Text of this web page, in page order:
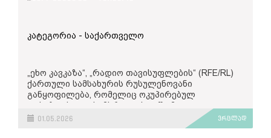
კატეგორია - საქართველო
„ეხო კავკაზა“, „რადიო თავისუფლების“ (RFE/RL)
ქართული სამსახურის რუსულენოვანი
განყოფილება, რომელიც ოკუპირებულ
აფხაზეთსა და სამხრეთ ოსეთში მყოფ
აუდიტორიას ემსახურება, დღეს, 1 მაისს დაიხურა.
01.05.2026 ვრცლად